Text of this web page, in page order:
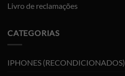
Livro de reclamações
CATEGORIAS
IPHONES (RECONDICIONADOS)